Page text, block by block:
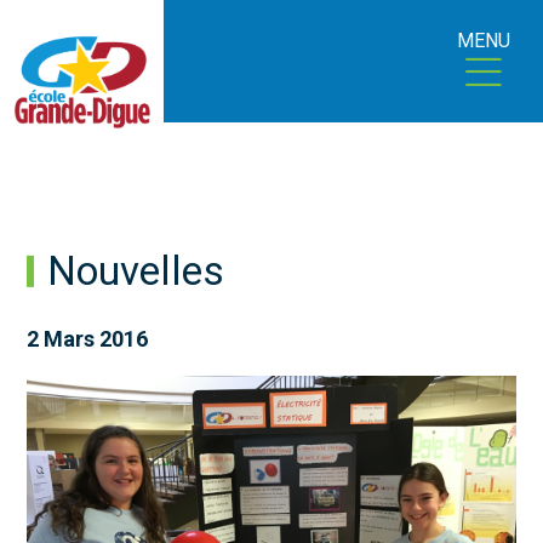
MENU
Nouvelles
2 Mars 2016